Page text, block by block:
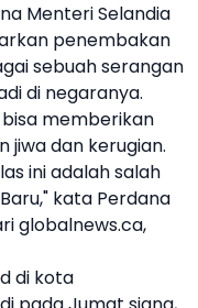
MenteriSelandia
penembakan
sebuah serangan
di negaranya.
memberikan
jiwa dan kerugian.
ini adalah salah
kata Perdana
globalnews.ca,
di kota